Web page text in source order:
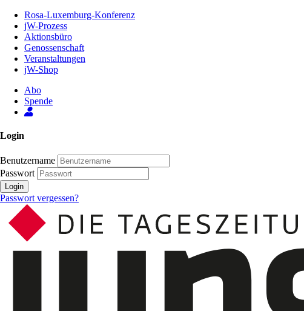
Inhalt
Seite
Rosa-Luxemburg-Konferenz
jW-Prozess
Aktionsbüro
Genossenschaft
Veranstaltungen
jW-Shop
Abo
Spende
Login
Benutzername
Passwort
Login
Passwort vergessen?